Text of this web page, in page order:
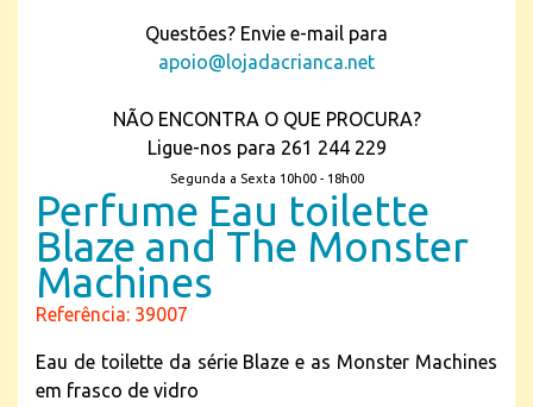
Questões? Envie e-mail para
apoio@lojadacrianca.net
NÃO ENCONTRA O QUE PROCURA?
Ligue-nos para 261 244 229
Segunda a Sexta 10h00 - 18h00
Perfume Eau toilette
Blaze and The Monster
Machines
Referência: 39007
Eau de toilette da série Blaze e as Monster Machines
em frasco de vidro